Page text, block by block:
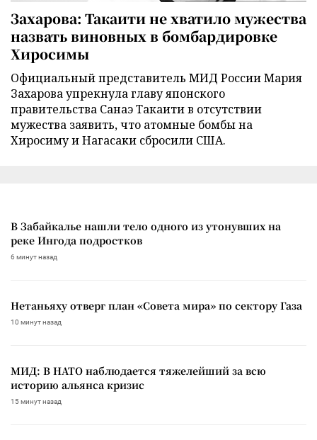
Захарова: Такаити не хватило мужества
назвать виновных в бомбардировке
Хиросимы
Официальный представитель МИД России Мария
Захарова упрекнула главу японского
правительства Санаэ Такаити в отсутствии
мужества заявить, что атомные бомбы на
Хиросиму и Нагасаки сбросили США.
В Забайкалье нашли тело одного из утонувших на
реке Ингода подростков
6 минут назад
Нетаньяху отверг план «Совета мира» по сектору Газа
10 минут назад
МИД: В НАТО наблюдается тяжелейший за всю
историю альянса кризис
15 минут назад